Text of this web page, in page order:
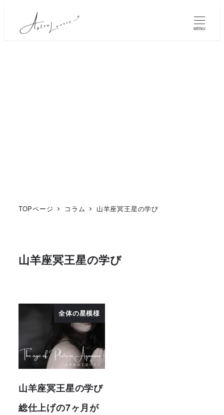
MENU
TOPページ コラム 山羊座冥王星の学び
山羊座冥王星の学び
全体の星模様
山羊座冥王星の学び
総仕上げの7ヶ月が